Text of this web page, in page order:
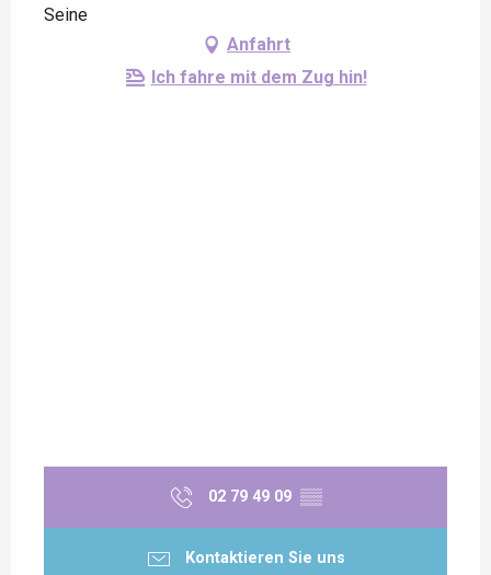
Seine
Anfahrt
Ich fahre mit dem Zug hin!
02 79 49 09 ▒▒
Kontaktieren Sie uns